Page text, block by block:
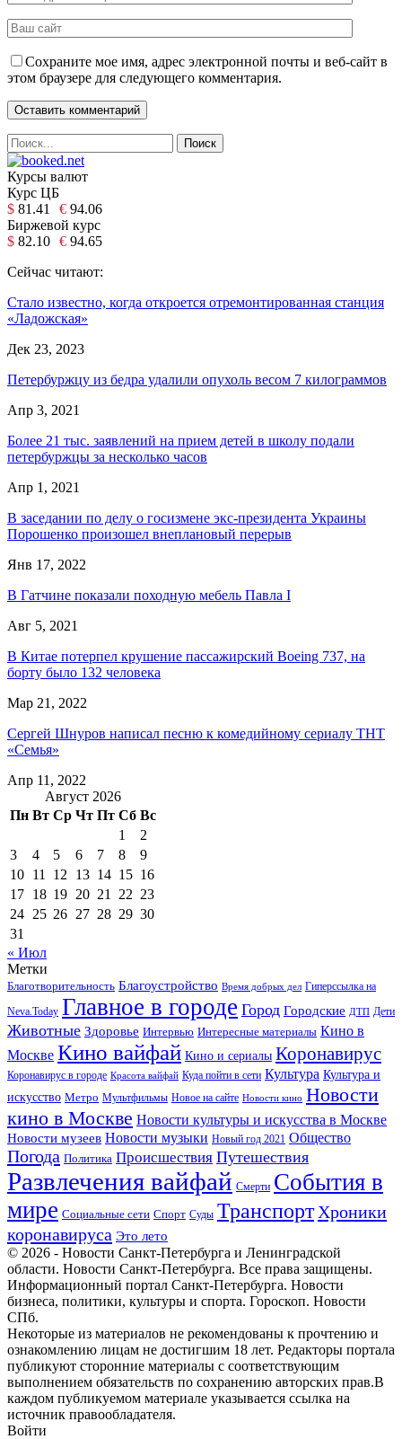
Сохраните мое имя, адрес электронной почты и веб-сайт в
этом браузере для следующего комментария.
Курсы валют
Курс ЦБ
$ 81.41 € 94.06
Биржевой курс
$ 82.10 € 94.65
Сейчас читают:
Стало известно, когда откроется отремонтированная станция
«Ладожская»
Дек 23, 2023
Петербуржцу из бедра удалили опухоль весом 7 килограммов
Апр 3, 2021
Более 21 тыс. заявлений на прием детей в школу подали
петербуржцы за несколько часов
Апр 1, 2021
В заседании по делу о госизмене экс-президента Украины
Порошенко произошел внеплановый перерыв
Янв 17, 2022
В Гатчине показали походную мебель Павла I
Авг 5, 2021
В Китае потерпел крушение пассажирский Boeing 737, на
борту было 132 человека
Мар 21, 2022
Сергей Шнуров написал песню к комедийному сериалу ТНТ
«Семья»
Апр 11, 2022
Август 2026
Пн Вт Ср Чт Пт Сб Вс
1
2
3
4 5 6 7 8
9
10 11 12 13 14 15 16
17 18 19 20 21 22 23
24 25 26 27 28 29 30
31
« Июл
Метки
Благотворительность Благоустройство Время добрых дел Гиперссылка на
Neva.Today Главное в городе Город Городские ДТП Дети
Животные Здоровье Интервью Интересные материалы Кино в
Москве Кино вайфай Кино и сериалы Коронавирус
Коронавирус в городе Красота вайфай Куда пойти в сети Культура Культура и
искусство Метро Мультфильмы Новое на сайте Новости кино Новости
кино в Москве Новости культуры и искусства в Москве
Новости музеев Новости музыки Новый год 2021 Общество
Погода Политика Происшествия Путешествия
Развлечения вайфай Смерти События в
мире Социальные сети Спорт Суды Транспорт Хроники
коронавируса Это лето
© 2026 - Новости Санкт-Петербурга и Ленинградской
области. Новости Санкт-Петербурга. Все права защищены.
Информационный портал Санкт-Петербурга. Новости
бизнеса, политики, культуры и спорта. Гороскоп. Новости
СПб.
Некоторые из материалов не рекомендованы к прочтению и
ознакомлению лицам не достигшим 18 лет. Редакторы портала
публикуют сторонние материалы с соответствующим
выполнением обязательств по сохранению авторских прав.В
каждом публикуемом материале указывается ссылка на
источник правообладателя.
Войти